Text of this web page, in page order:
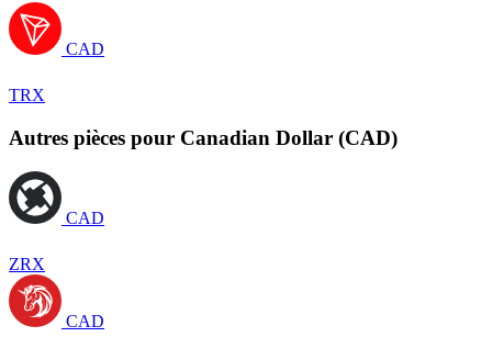
CAD
TRX
Autres pièces pour Canadian Dollar (CAD)
CAD
ZRX
CAD